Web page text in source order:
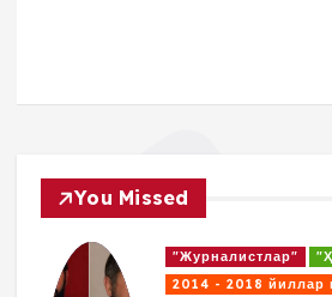
You Missed
"Журналистлар"
2014 - 2018 йиллар